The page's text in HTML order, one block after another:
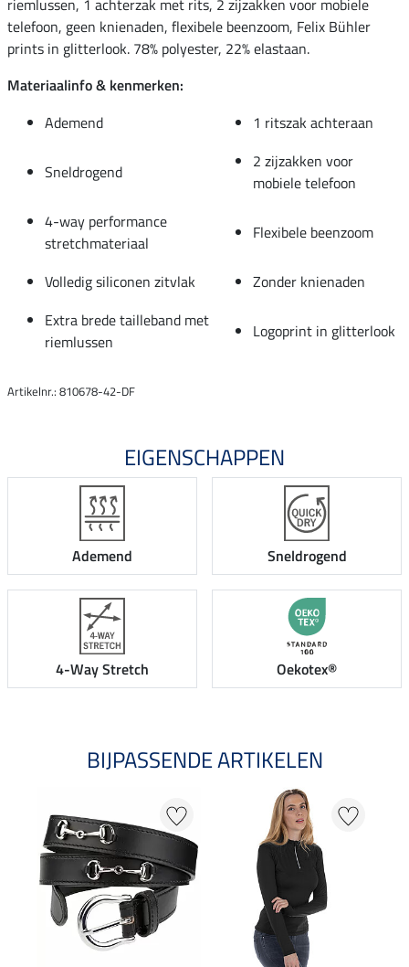
riemlussen, 1 achterzak met rits, 2 zijzakken voor mobiele
telefoon, geen knienaden, flexibele beenzoom, Felix Bühler
prints in glitterlook. 78% polyester, 22% elastaan.
Materiaalinfo & kenmerken:
Ademend
1 ritszak achteraan
Sneldrogend
2 zijzakken voor
mobiele telefoon
4-way performance
stretchmateriaal
Flexibele beenzoom
Volledig siliconen zitvlak
Zonder knienaden
Extra brede tailleband met
riemlussen
Logoprint in glitterlook
Artikelnr.: 810678-42-DF
EIGENSCHAPPEN
Ademend Sneldrogend
4-Way Stretch Oekotex®
BIJPASSENDE ARTIKELEN